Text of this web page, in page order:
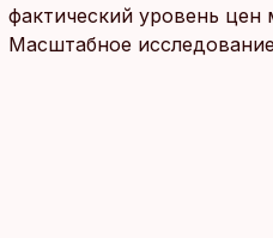
фактический уровень
Масштабное